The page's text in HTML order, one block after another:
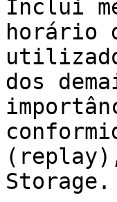
Inclui
horário
dos
Storage.